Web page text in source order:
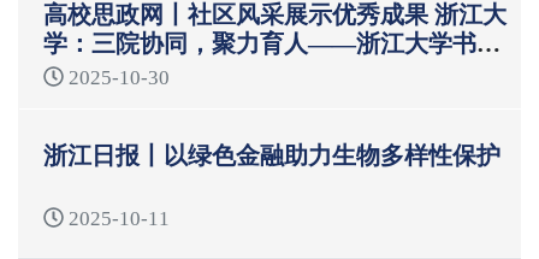
高校思政网丨社区风采展示优秀成果 浙江大
学：三院协同，聚力育人——浙江大学书院
制“一站式”学生社区育人模式
2025-10-30
浙江日报丨以绿色金融助力生物多样性保护
2025-10-11